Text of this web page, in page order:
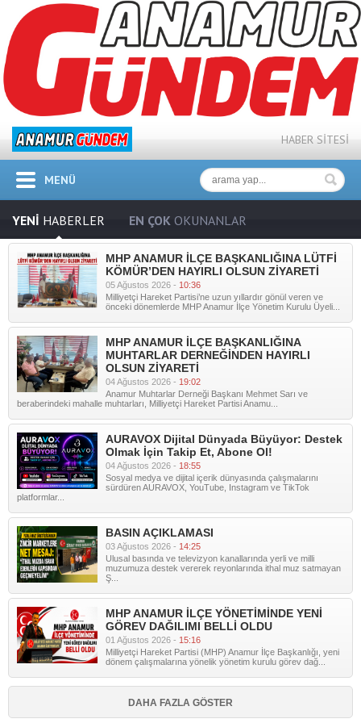
HABER SİTESİ
MENÜ
Prev
YENİ HABERLER EN ÇOK OKUNANLAR
MHP ANAMUR İLÇE BAŞKANLIĞINA LÜTFİ
KÖMÜR’DEN HAYIRLI OLSUN ZİYARETİ
05 Ağustos 2026 - 10:36
Milliyetçi Hareket Partisi’ne uzun yıllardır gönül veren ve
önceki dönemlerde MHP Anamur İlçe Yönetim Kurulu Üyeli...
MHP ANAMUR İLÇE BAŞKANLIĞINA
MUHTARLAR DERNEĞİNDEN HAYIRLI
OLSUN ZİYARETİ
04 Ağustos 2026 - 19:02
Anamur Muhtarlar Derneği Başkanı Mehmet Sarı ve
beraberindeki mahalle muhtarları, Milliyetçi Hareket Partisi Anamu...
AURAVOX Dijital Dünyada Büyüyor: Destek
Olmak İçin Takip Et, Abone Ol!
04 Ağustos 2026 - 18:55
Sosyal medya ve dijital içerik dünyasında çalışmalarını
sürdüren AURAVOX, YouTube, Instagram ve TikTok
platformlar...
BASIN AÇIKLAMASI
03 Ağustos 2026 - 14:25
Ulusal basında ve televizyon kanallarında yerli ve milli
muzumuza destek vererek reyonlarında ithal muz satmayan
Ş...
MHP ANAMUR İLÇE YÖNETİMİNDE YENİ
GÖREV DAĞILIMI BELLİ OLDU
01 Ağustos 2026 - 15:16
Milliyetçi Hareket Partisi (MHP) Anamur İlçe Başkanlığı, yeni
dönem çalışmalarına yönelik yönetim kurulu görev dağ...
DAHA FAZLA GÖSTER